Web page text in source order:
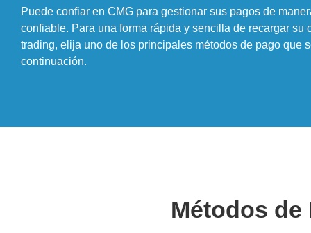
Puede confiar en CMG para gestionar sus pagos de
confiable. Para una forma rápida y sencilla de recargar su
trading, elija uno de los principales métodos de pago que
continuación.
Métodos